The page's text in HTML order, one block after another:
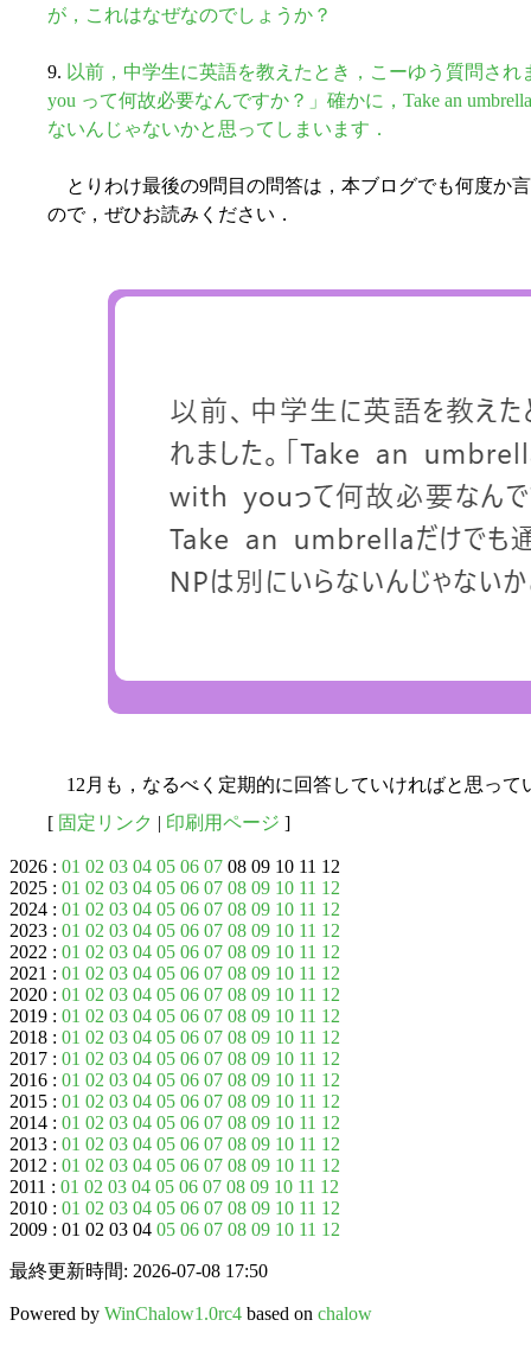
が，これはなぜなのでしょうか？
9. 以前，中学生に英語を教えたとき，こーゆう質問され
you って何故必要なんですか？」確かに，Take an
ないんじゃないかと思ってしまいます．
とりわけ最後の9問目の問答は，本ブログでも何度か
ので，ぜひお読みください．
12月も，なるべく定期的に回答していければと思って
[ 固定リンク | 印刷用ページ ]
2026 : 01 02 03 04 05 06 07 08 09 10 11 12
2025 : 01 02 03 04 05 06 07 08 09 10 11 12
2024 : 01 02 03 04 05 06 07 08 09 10 11 12
2023 : 01 02 03 04 05 06 07 08 09 10 11 12
2022 : 01 02 03 04 05 06 07 08 09 10 11 12
2021 : 01 02 03 04 05 06 07 08 09 10 11 12
2020 : 01 02 03 04 05 06 07 08 09 10 11 12
2019 : 01 02 03 04 05 06 07 08 09 10 11 12
2018 : 01 02 03 04 05 06 07 08 09 10 11 12
2017 : 01 02 03 04 05 06 07 08 09 10 11 12
2016 : 01 02 03 04 05 06 07 08 09 10 11 12
2015 : 01 02 03 04 05 06 07 08 09 10 11 12
2014 : 01 02 03 04 05 06 07 08 09 10 11 12
2013 : 01 02 03 04 05 06 07 08 09 10 11 12
2012 : 01 02 03 04 05 06 07 08 09 10 11 12
2011 : 01 02 03 04 05 06 07 08 09 10 11 12
2010 : 01 02 03 04 05 06 07 08 09 10 11 12
2009 : 01 02 03 04 05 06 07 08 09 10 11 12
最終更新時間: 2026-07-08 17:50
Powered by WinChalow1.0rc4 based on chalow